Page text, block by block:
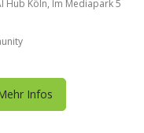
Hub Köln, Im Mediapark 5
Infos